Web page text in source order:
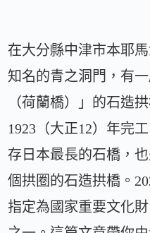
在大分縣中津市本耶
知名的青之洞門，有
（荷蘭橋）」的石造
1923（大正12）年完
存日本最長的石橋，
個拱圈的石造拱橋。
指定為國家重要文化